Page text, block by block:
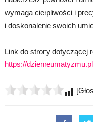
wymaga cierpliwości i
i doskonalenie swoich
Link do strony dotyczącej
https://